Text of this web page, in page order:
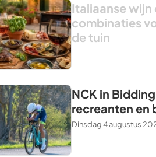
Italiaanse wijn
combinaties
de tuin
NCK in
recreanten en
Dinsdag 4 augustus